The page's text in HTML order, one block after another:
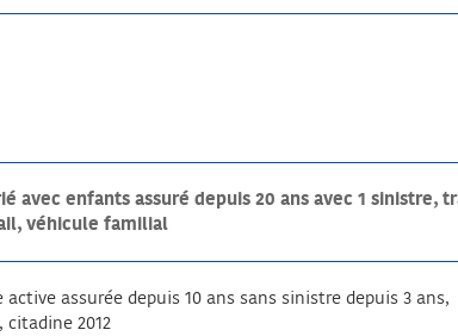
avec enfants assuré depuis 20 ans avec 1 sinistre,
véhicule familial
active assurée depuis 10 ans sans sinistre depuis 3 ans,
citadine 2012